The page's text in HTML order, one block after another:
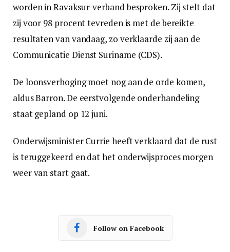
worden in Ravaksur-verband besproken. Zij stelt dat
zij voor 98 procent tevreden is met de bereikte
resultaten van vandaag, zo verklaarde zij aan de
Communicatie Dienst Suriname (CDS).
De loonsverhoging moet nog aan de orde komen,
aldus Barron. De eerstvolgende onderhandeling
staat gepland op 12 juni.
Onderwijsminister Currie heeft verklaard dat de rust
is teruggekeerd en dat het onderwijsproces morgen
weer van start gaat.
Follow on Facebook